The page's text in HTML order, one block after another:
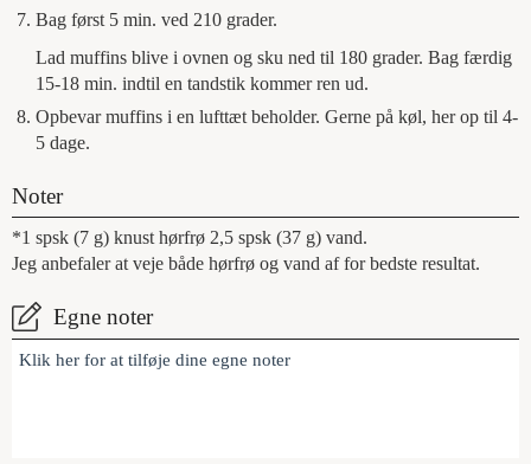
Bag først 5 min. ved 210 grader.
Lad muffins blive i ovnen og sku ned til 180 grader. Bag færdig
15-18 min. indtil en tandstik kommer ren ud.
Opbevar muffins i en lufttæt beholder. Gerne på køl, her op til 4-
5 dage.
Noter
*1 spsk (7 g) knust hørfrø 2,5 spsk (37 g) vand.
Jeg anbefaler at veje både hørfrø og vand af for bedste resultat.
Egne noter
Klik her for at tilføje dine egne noter